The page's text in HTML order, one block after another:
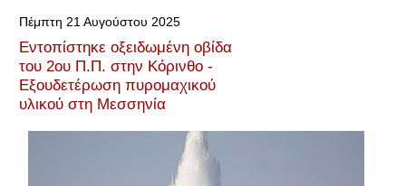
Πέμπτη 21 Αυγούστου 2025
Εντοπίστηκε οξειδωμένη οβίδα
του 2ου Π.Π. στην Κόρινθο -
Εξουδετέρωση πυρομαχικού
υλικού στη Μεσσηνία